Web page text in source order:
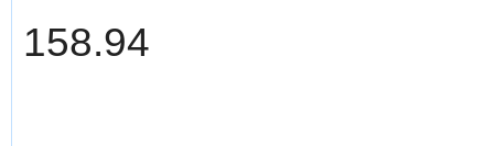
158.94